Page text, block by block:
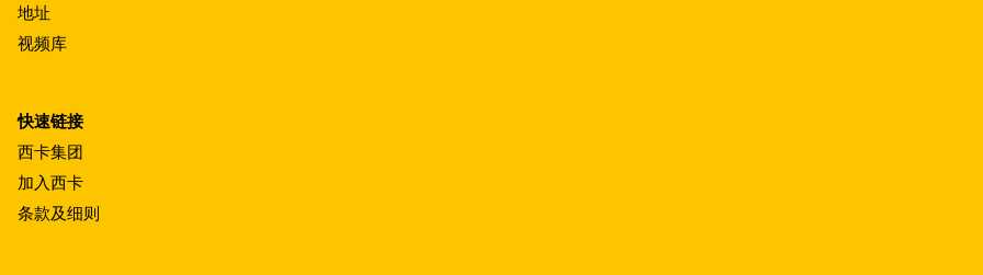
地址
视频库
快速链接
西卡集团
加入西卡
条款及细则